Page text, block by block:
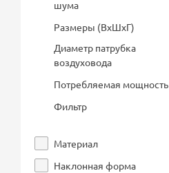
шума
Размеры (ВхШхГ)
Диаметр патрубка
воздуховода
Потребляемая мощность
Фильтр
Материал
Наклонная форма